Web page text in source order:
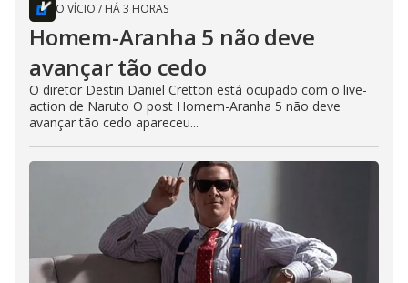
O VÍCIO / HÁ 3 HORAS
Homem-Aranha 5 não deve
avançar tão cedo
O diretor Destin Daniel Cretton está ocupado com o live-
action de Naruto O post Homem-Aranha 5 não deve
avançar tão cedo apareceu...